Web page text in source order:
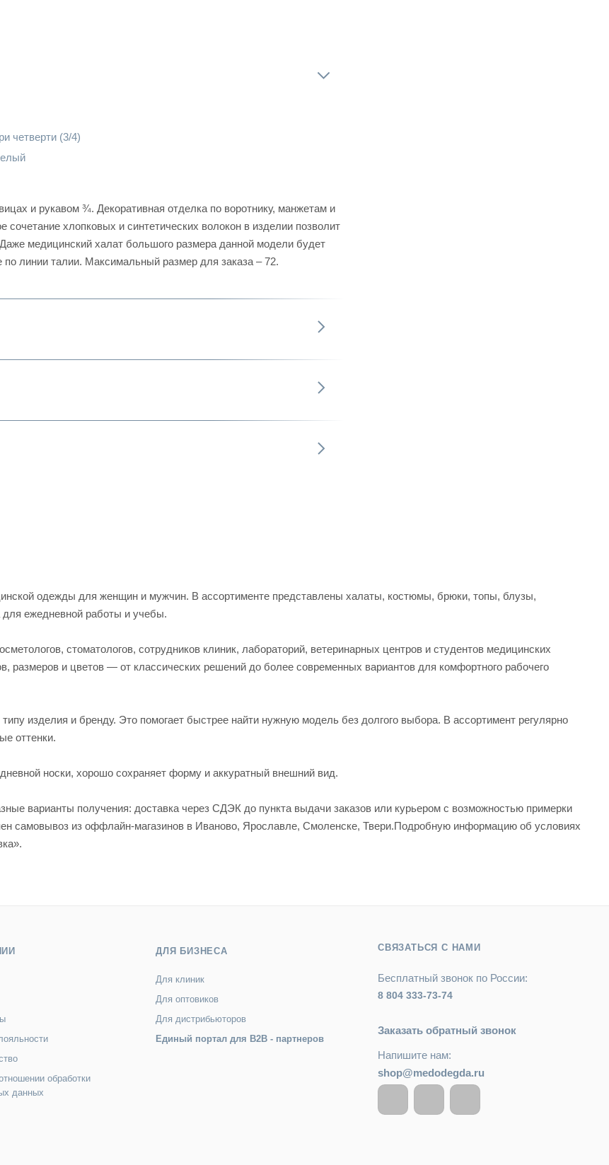
четверти (3/4)
и рукавом ¾. Декоративная отделка по воротнику, манжетам и
хлопковых и синтетических волокон в изделии позволит
медицинский халат большого размера данной модели будет
по линии талии. Максимальный размер для заказа – 72.
одежды для женщин и мужчин. В ассортименте представлены халаты, костюмы, брюки, топы, блузы,
для ежедневной работы и учебы.
стоматологов, сотрудников клиник, лабораторий, ветеринарных центров и студентов медицинских
размеров и цветов — от классических решений до более современных вариантов для комфортного рабочего
изделия и бренду. Это помогает быстрее найти нужную модель без долгого выбора. В ассортимент регулярно
оттенки.
носки, хорошо сохраняет форму и аккуратный внешний вид.
варианты получения: доставка через СДЭК до пункта выдачи заказов или курьером с возможностью примерки
самовывоз из оффлайн-магазинов в Иваново, Ярославле, Смоленске, Твери.Подробную информацию об условиях
обработки
данных
ДЛЯ БИЗНЕСА
Для клиник
Для оптовиков
Для дистрибьюторов
Единый портал для B2B - партнеров
СВЯЗАТЬСЯ С НАМИ
Бесплатный звонок по России:
8 804 333-73-74
Заказать обратный звонок
Напишите нам:
shop@medodegda.ru